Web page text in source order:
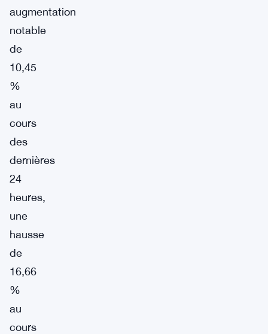
augmentation
notable
de
10,45
%
au
cours
des
dernières
24
heures,
une
hausse
de
16,66
%
au
cours